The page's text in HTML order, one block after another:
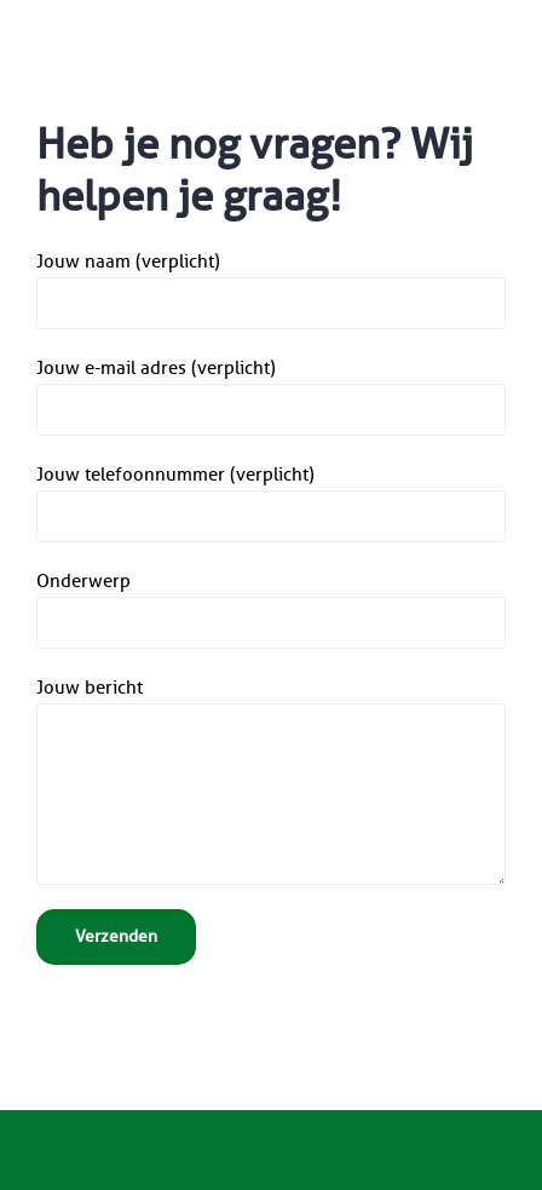
Heb je nog vragen? Wij
helpen je graag!
Jouw naam (verplicht)
Jouw e-mail adres (verplicht)
Jouw telefoonnummer (verplicht)
Onderwerp
Jouw bericht